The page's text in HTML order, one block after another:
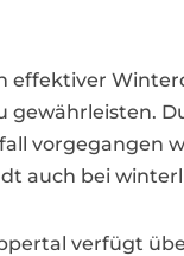
effektiver
gewährleisten.
vorgegangen
auch bei
verfügt